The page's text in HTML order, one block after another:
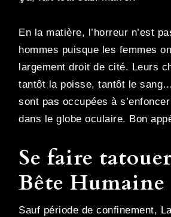
En la matière, l’horreur n’est
hommes puisque les femmes
largement droit de cité. Leurs
tantôt la poisse, tantôt le
sont pas occupées à
dans le globe oculaire. Bon
Se faire
Bête Humaine
Sauf période de confinement,